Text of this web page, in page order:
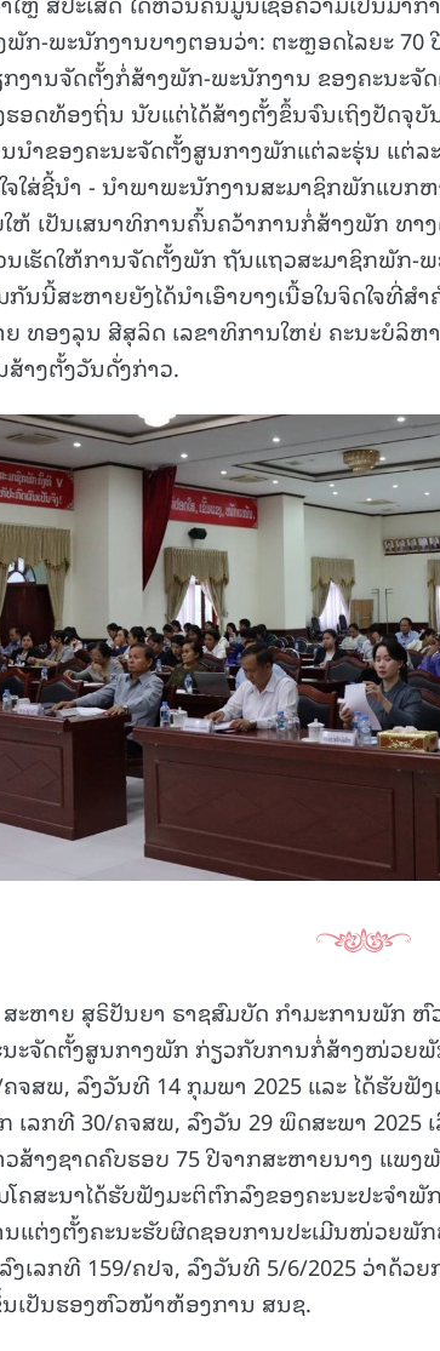
ກ-ພະນັກງານບາງຕອນວ່າ: ຕະຫຼອດໄລຍະ 70
ກງານຈັດຕັ້ງກໍ່ສ້າງພັກ-ພະນັກງານ ຂອງຄະນະ
ອດທ້ອງຖິ່ນ ນັບແຕ່ໄດ້ສ້າງຕັ້ງຂຶ້ນຈົນເຖິງປັດຈຸບັ
ນໍາຂອງຄະນະຈັດຕັ້ງສູນກາງພັກແຕ່ລະຮຸ່ນ ແຕ່
ຈໃສ່ຊີ້ນຳ - ນຳພາພະນັກງານສະມາຊິກພັກແບ
ເປັນເສນາທິການຄົ້ນຄວ້າການກໍ່ສ້າງພັກ ທາ
ເຮັດໃຫ້ການຈັດຕັ້ງພັກ ຖັນແຖວສະມາຊິກພັກ-ພ
ກັນນີ້ສະຫາຍຍັງໄດ້ນໍາເອົາບາງເນື້ອໃນຈິດໃຈ
ຍ ທອງລຸນ ສີສຸລິດ ເລຂາທິການໃຫຍ່ ຄະນະບໍລິ
າງຕັ້ງວັນດັ່ງກ່າວ.
ະຫາຍ ສຸຣິປັນຍາ ຣາຊສົມບັດ ກໍາມະການພັກ
ນະຈັດຕັ້ງສູນກາງພັກ ກ່ຽວກັບການກໍ່ສ້າງໜ່ວຍ
ຈສພ, ລົງວັນທີ 14 ກຸມພາ 2025 ແລະ ໄດ້ຮັບຟັ
ເລກທີ 30/ຄຈສພ, ລົງວັນ 29 ພຶດສະພາ 2025
ສ້າງຊາດຄົບຮອບ 75 ປີຈາກສະຫາຍນາງ ແພ
ສະນາໄດ້ຮັບຟັງມະຕິຕົກລົງຂອງຄະນະປະຈໍາພັ
ນແຕ່ງຕັ້ງຄະນະຮັບຜິດຊອບການປະເມີນໜ່ວຍພັ
ງເລກທີ 159/ຄປຈ, ລົງວັນທີ 5/6/2025 ວ່າດ້
ເປັນຮອງຫົວໜ້າຫ້ອງການ ສນຊ.